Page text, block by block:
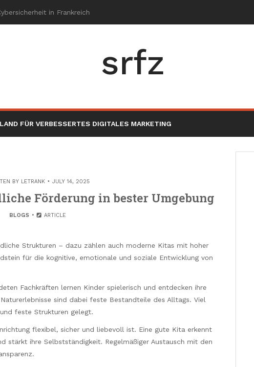
srfz
FÜR VERBESSERTES DIGITALES MARKETING
BY LETRANK JULY 14, 2025
Förderung in bester Umgebung
BLOGS ARTICLE
Strukturen – dazu zählen auch moderne Kitas mit hoher
für die kognitive, emotionale und soziale Entwicklung von
Fachkräften lernen Kinder spielerisch und entdecken ihre
sind dabei feste Bestandteile des Alltags. Viel
feste Strukturen gelegt.
flexibel, sicher und liebevoll ist. Eine gute Kita erkennt
stärkt ihre Selbstständigkeit. Regelmäßiger Austausch mit den